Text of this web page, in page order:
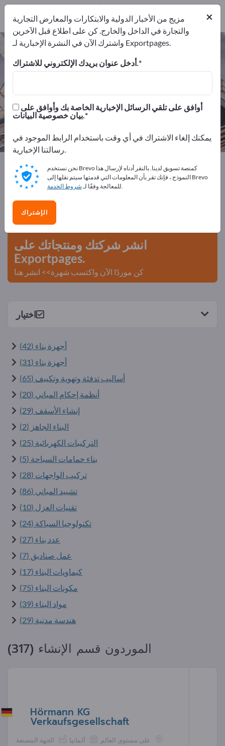
قسم الإنشاء – اعثر على الشركات
المصنعة والموردين
موزعون
موزعون12
من مقدمي الخدمات1
Exportpages قسم الإنشاء
أعلن مجانًا على Exportpages!
الاحتياجات – العروض – السلع المستعملة – جهات الاتصال
التجارية >> ابدأ من هنا
انشر شركتك ومنتجاتك على
Exportpages.
كن موردًا الآن واكتسب شهرة>> انشر هنا
اختيار
أجهزة بناء (42)
أجهزة بناء (31)
أساليب تدفئة وتهوية وتكييف (65)
أنظمة إحكام المباني (20)
إنشاء الأسقف (29)
البناء الجاهز (2)
التركيبات الكهربائية (25)
بناء حمامات السباحة (5)
تركيب الواجهات (28)
تشييد المباني (86)
تقنيات العزل (10)
تكنولوجيا السباكة (24)
عدد بناء (27)
عمل صناديق (7)
كيماويات البناء (17)
مكونات البناء (75)
مواد البناء (39)
هندسة مدنية (29)
الموردون قسم الإنشاء (317)
Hörmann KG
Verkaufsgesellschaft
الجهة المصنعة ألمانيا على مستوى العالم
×
مزيج من الأخبار الدولية والابتكارات والمعارض التجارية
والتجارة في الداخل والخارج. كن على اطلاع قبل الآخرين
واشترك الآن في النشرة الإخبارية لـ Exportpages.
أدخل عنوان بريدك الإلكتروني للاشتراك.
بيان خصوصية البيانات.
يمكنك إلغاء الاشتراك في أي وقت باستخدام الرابط الموجود في
رسالتنا الإخبارية.
نحن نستخدم Brevo كمنصة تسويق لدينا. بالنقر أدناه لإرسال هذا
النموذج ، فإنك تقر بأن المعلومات التي قدمتها سيتم نقلها إلى Brevo
للمعالجة وفقًا لـشروط الخدمة .
الإشتراك